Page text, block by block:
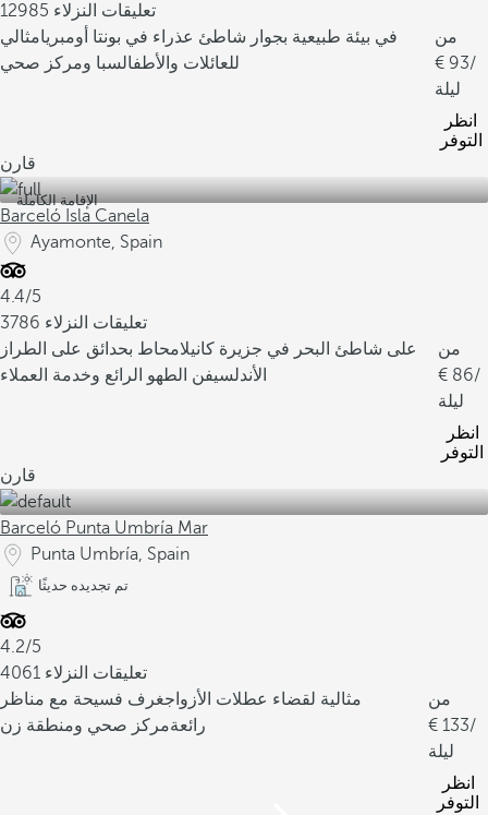
12985 تعليقات النزلاء
في بيئة طبيعية بجوار شاطئ عذراء في بونتا أومبريامثالي
للعائلات والأطفالسبا ومركز صحي
من
93/
ليلة
انظر
التوفر
قارن
الإقامة الكاملة
Barceló Isla Canela
Ayamonte, Spain
4.4/5
3786 تعليقات النزلاء
على شاطئ البحر في جزيرة كانيلامحاط بحدائق على الطراز
الأندلسيفن الطهو الرائع وخدمة العملاء
من
86/
ليلة
انظر
التوفر
قارن
Barceló Punta Umbría Mar
Punta Umbría, Spain
تم تجديده حديثًا
4.2/5
4061 تعليقات النزلاء
مثالية لقضاء عطلات الأزواجغرف فسيحة مع مناظر
رائعةمركز صحي ومنطقة زن
من
133/
ليلة
انظر
التوفر